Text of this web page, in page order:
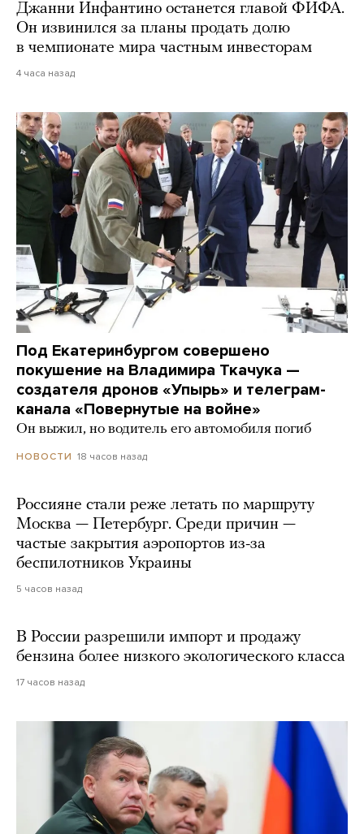
Джанни Инфантино останется главой ФИФА.
Он извинился за планы продать долю
в чемпионате мира частным инвесторам
4 часа назад
Под Екатеринбургом совершено
покушение на Владимира Ткачука —
создателя дронов «Упырь» и телеграм-
канала «Повернутые на войне»
Он выжил, но водитель его автомобиля погиб
НОВОСТИ 18 часов назад
Россияне стали реже летать по маршруту
Москва — Петербург. Среди причин —
частые закрытия аэропортов из-за
беспилотников Украины
5 часов назад
В России разрешили импорт и продажу
бензина более низкого экологического класса
17 часов назад